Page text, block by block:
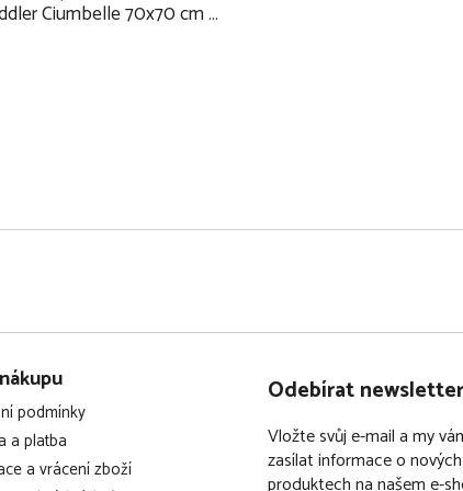
Ciumbelle 70x70 cm 1
podmínky
a platba
a vrácení zboží
Odebírat newsletter
Vložte svůj e-mail a my
zasílat informace o nových